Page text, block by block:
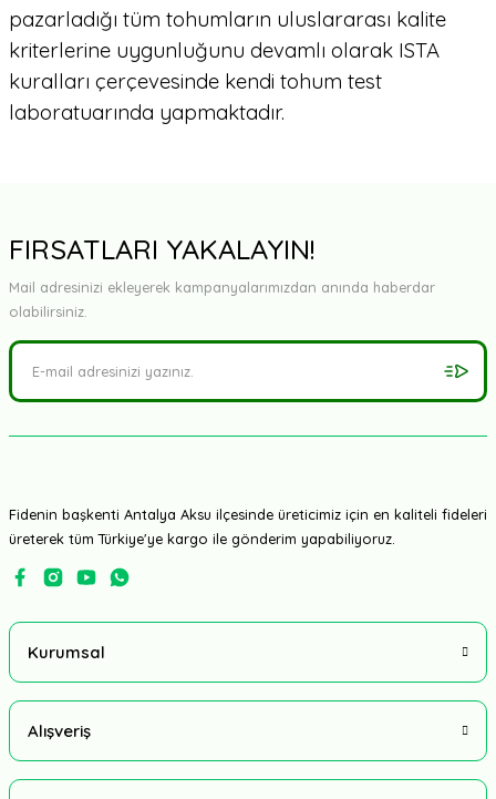
pazarladığı tüm tohumların uluslararası kalite
kriterlerine uygunluğunu devamlı olarak ISTA
kuralları çerçevesinde kendi tohum test
laboratuarında yapmaktadır.
FIRSATLARI YAKALAYIN!
Mail adresinizi ekleyerek kampanyalarımızdan anında haberdar
olabilirsiniz.
Fidenin başkenti Antalya Aksu ilçesinde üreticimiz için en kaliteli fideleri
üreterek tüm Türkiye'ye kargo ile gönderim yapabiliyoruz.
Kurumsal
Alışveriş